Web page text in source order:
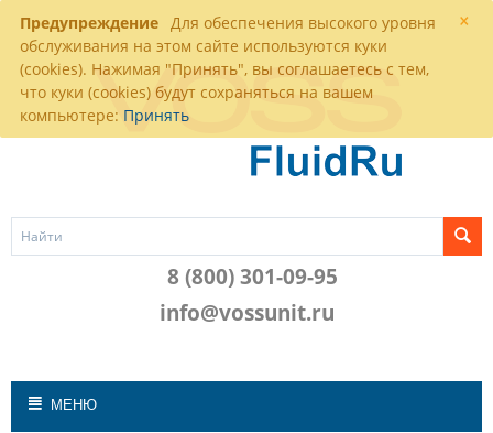
×
Предупреждение Для обеспечения высокого уровня
обслуживания на этом сайте используются куки
(cookies). Нажимая "Принять", вы соглашаетесь с тем,
что куки (cookies) будут сохраняться на вашем
компьютере: Принять
8 (800) 301-09-95
info@vossunit.ru
МЕНЮ